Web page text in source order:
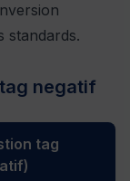
standards.
negatif
tag